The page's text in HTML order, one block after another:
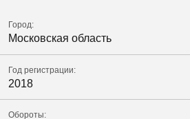
Город:
Московская область
Год регистрации:
2018
Обороты: